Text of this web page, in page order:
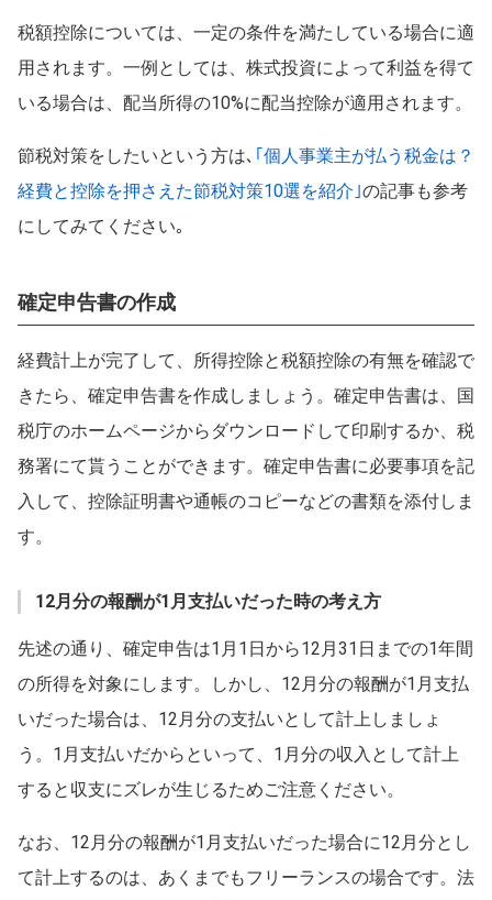
税額控除については、一定の条件を満たしている場合に適
用されます。一例としては、株式投資によって利益を得て
いる場合は、配当所得の10%に配当控除が適用されます。
節税対策をしたいという方は､ ｢個人事業主が払う税金は？
経費と控除を押さえた節税対策10選を紹介｣の記事も参考
にしてみてください｡
確定申告書の作成
経費計上が完了して、所得控除と税額控除の有無を確認で
きたら、確定申告書を作成しましょう。確定申告書は、国
税庁のホームページからダウンロードして印刷するか、税
務署にて貰うことができます。確定申告書に必要事項を記
入して、控除証明書や通帳のコピーなどの書類を添付しま
す。
12月分の報酬が1月支払いだった時の考え方
先述の通り、確定申告は1月1日から12月31日までの1年間
の所得を対象にします。しかし、12月分の報酬が1月支払
いだった場合は、12月分の支払いとして計上しましょ
う。1月支払いだからといって、1月分の収入として計上
すると収支にズレが生じるためご注意ください。
なお、12月分の報酬が1月支払いだった場合に12月分とし
て計上するのは、あくまでもフリーランスの場合です。法